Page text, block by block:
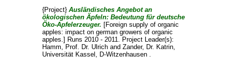
{Project} Ausländisches Angebot an
ökologischen Äpfeln: Bedeutung für deutsche
Öko-Apfelerzeuger. [Foreign supply of organic
apples: impact on german growers of organic
apples.] Runs 2010 - 2011. Project Leader(s):
Hamm, Prof. Dr. Ulrichand Zander, Dr. Katrin,
Universität Kassel, D-Witzenhausen .